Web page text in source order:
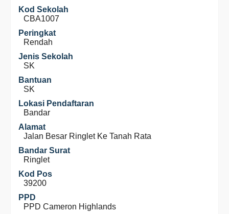
Kod Sekolah
CBA1007
Peringkat
Rendah
Jenis Sekolah
SK
Bantuan
SK
Lokasi Pendaftaran
Bandar
Alamat
Jalan Besar Ringlet Ke Tanah Rata
Bandar Surat
Ringlet
Kod Pos
39200
PPD
PPD Cameron Highlands